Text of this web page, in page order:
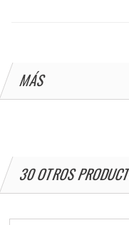
MÁS
30 OTROS